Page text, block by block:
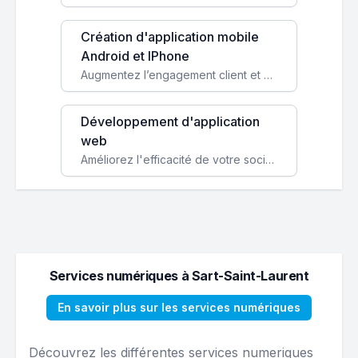
Création d'application mobile
Android et IPhone
Augmentez l’engagement client et simplifiez vos processus avec une application mobile sur mesure, disponible sur iOS et Android.
Développement d'application
web
Améliorez l'efficacité de votre société avec une application web personnalisée accessible partout et tout le temps.
Services numériques à Sart-Saint-Laurent
En savoir plus sur les services numériques
Découvrez les différentes services numeriques